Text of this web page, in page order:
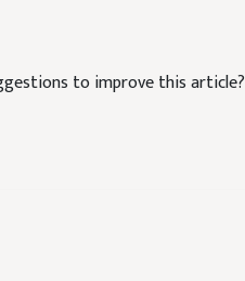
to improve this article?